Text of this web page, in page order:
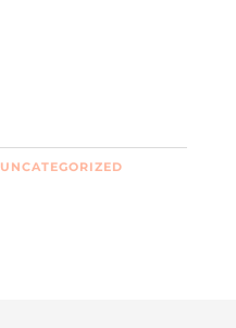
UNCATEGORIZED